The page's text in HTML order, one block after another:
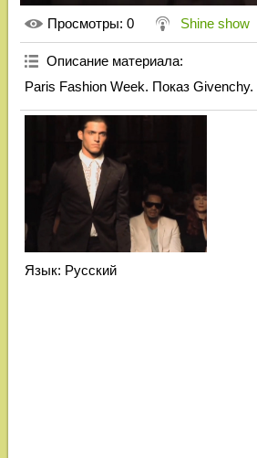
Просмотры: 0 Shine show
Описание материала:
Paris Fashion Week. Показ Givenchy.
Язык: Русский